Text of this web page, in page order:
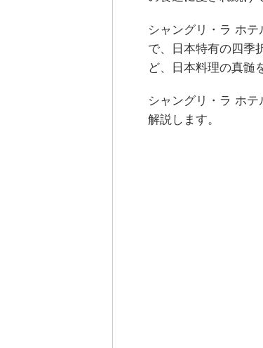
シャングリ・ラ ホ
で、日本特有の四季
ど、日本料理の真髄
シャングリ・ラ ホ
解説します。